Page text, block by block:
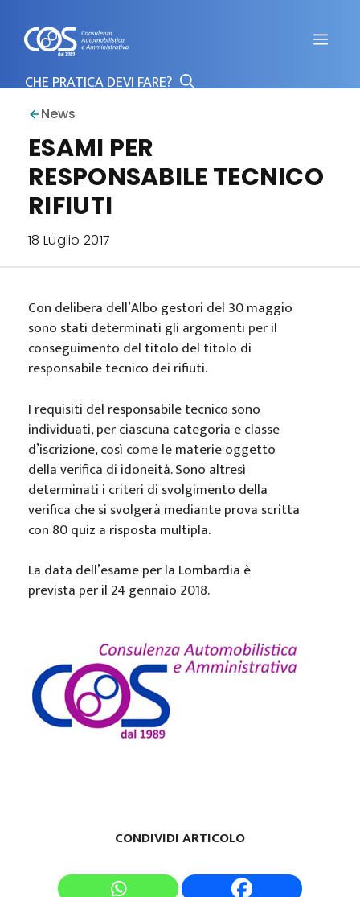
contenuto
News
ESAMI PER
RESPONSABILE TECNICO
RIFIUTI
18 Luglio 2017
Con delibera dell’Albo gestori del 30 maggio
sono stati determinati gli argomenti per il
conseguimento del titolo del titolo di
responsabile tecnico dei rifiuti.
I requisiti del responsabile tecnico sono
individuati, per ciascuna categoria e classe
d’iscrizione, così come le materie oggetto
della verifica di idoneità. Sono altresì
determinati i criteri di svolgimento della
verifica che si svolgerà mediante prova scritta
con 80 quiz a risposta multipla.
La data dell’esame per la Lombardia è
prevista per il 24 gennaio 2018.
CONDIVIDI ARTICOLO